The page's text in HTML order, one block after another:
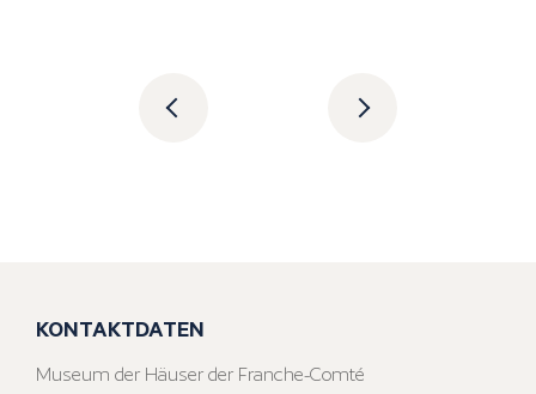
KONTAKTDATEN
Museum der Häuser der Franche-Comté